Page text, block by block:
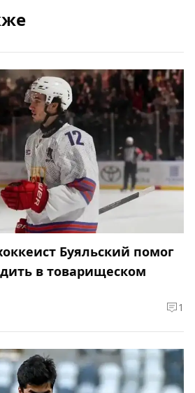
Буяльский помог
в товарищеском
1